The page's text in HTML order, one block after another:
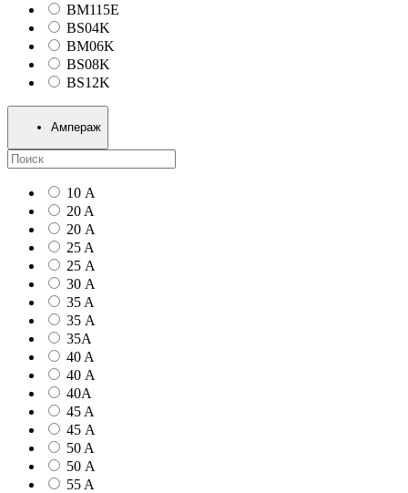
BM115E
BS04K
BM06K
BS08K
BS12K
Ампераж
10 А
20 A
20 А
25 A
25 А
30 А
35 A
35 А
35А
40 A
40 А
40А
45 A
45 А
50 A
50 А
55 A